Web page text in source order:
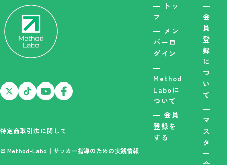
特定商取引法に関して
© Method-Labo｜サッカー指導のための実践情報.
トッ
プ
メン
バーロ
グイン
Method
Laboに
ついて
会員
登録を
する
会
員
登
録
に
つ
い
て
マ
ス
タ
ー